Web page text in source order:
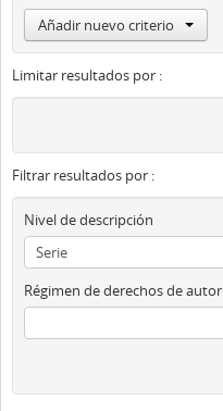
Añadir nuevo criterio
Limitar resultados por :
Filtrar resultados por :
Nivel de descripción
Régimen de derechos de autor